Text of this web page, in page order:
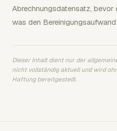
Abrechnungsdatensatz, bevor
was den
Dieser Inhalt dient nur der
nicht vollständig aktuell und wird
Haftung bereitgestellt.